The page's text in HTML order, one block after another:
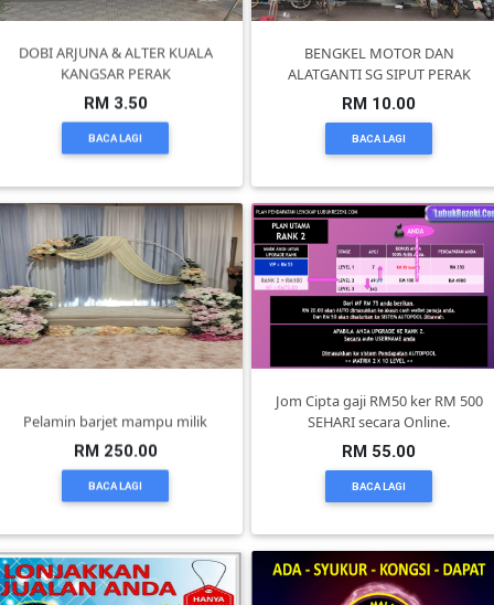
DOBI ARJUNA & ALTER KUALA
KANGSAR PERAK
RM 3.50
BACA LAGI
BENGKEL MOTOR DAN
ALATGANTI SG SIPUT PERAK
RM 10.00
BACA LAGI
Pelamin barjet mampu milik
RM 250.00
BACA LAGI
Jom Cipta gaji RM50 ker RM 500
SEHARI secara Online.
RM 55.00
BACA LAGI
SERVIS(17)
HARTA
BENDA(1)
LAIN-
LAIN
KEPERLUAN(16)
SELECT
SELANGOR(37)
PAHANG(13)